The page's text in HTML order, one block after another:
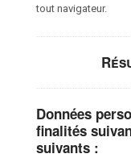
tout navigateur.
Données
finalités
suivants :